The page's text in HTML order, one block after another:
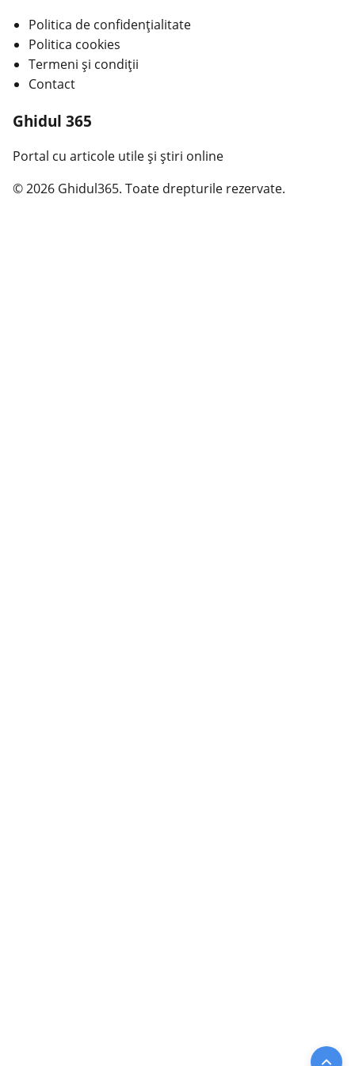
Politica de confidențialitate
Politica cookies
Termeni și condiții
Contact
Ghidul 365
Portal cu articole utile și știri online
© 2026 Ghidul365. Toate drepturile rezervate.